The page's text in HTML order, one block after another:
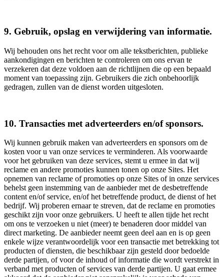
9. Gebruik, opslag en verwijdering van informatie.
Wij behouden ons het recht voor om alle tekstberichten, publieke
aankondigingen en berichten te controleren om ons ervan te
verzekeren dat deze voldoen aan de richtlijnen die op een bepaald
moment van toepassing zijn. Gebruikers die zich onbehoorlijk
gedragen, zullen van de dienst worden uitgesloten.
10. Transacties met adverteerders en/of sponsors.
Wij kunnen gebruik maken van adverteerders en sponsors om de
kosten voor u van onze services te verminderen. Als voorwaarde
voor het gebruiken van deze services, stemt u ermee in dat wij
reclame en andere promoties kunnen tonen op onze Sites. Het
opnemen van reclame of promoties op onze Sites of in onze services
behelst geen instemming van de aanbieder met de desbetreffende
content en/of service, en/of het betreffende product, de dienst of het
bedrijf. Wij proberen ernaar te streven, dat de reclame en promoties
geschikt zijn voor onze gebruikers. U heeft te allen tijde het recht
om ons te verzoeken u niet (meer) te benaderen door middel van
direct marketing. De aanbieder neemt geen deel aan en is op geen
enkele wijze verantwoordelijk voor een transactie met betrekking tot
producten of diensten, die beschikbaar zijn gesteld door bedoelde
derde partijen, of voor de inhoud of informatie die wordt verstrekt in
verband met producten of services van derde partijen. U gaat ermee